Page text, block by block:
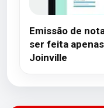
Emissão de
ser feita
Joinville